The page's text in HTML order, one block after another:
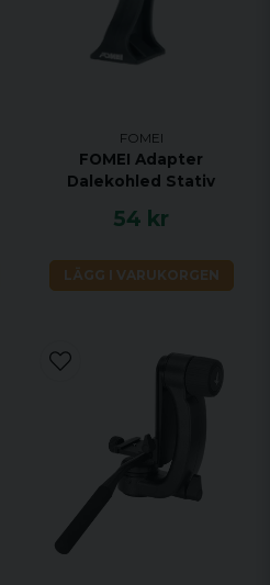
FOMEI
FOMEI Adapter
Dalekohled Stativ
54 kr
LÄGG I VARUKORGEN